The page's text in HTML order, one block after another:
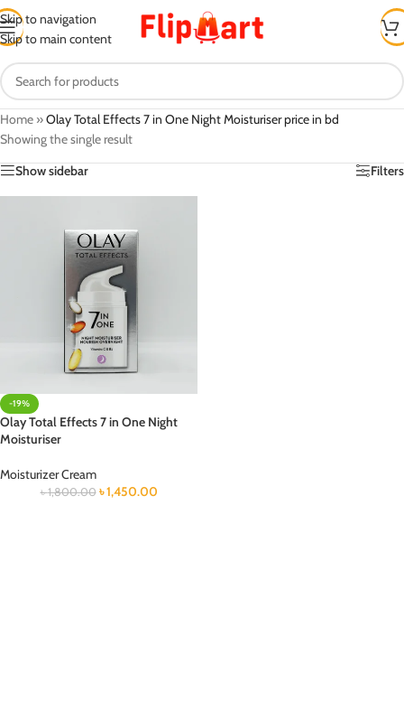
Skip to navigation
Skip to main content
Home »Olay Total Effects 7 in One Night Moisturiser price in bd
Showing the single result
Show sidebar
Filters
-19%
Olay Total Effects 7 in One Night
Moisturiser
Moisturizer Cream
৳1,800.00 ৳1,450.00